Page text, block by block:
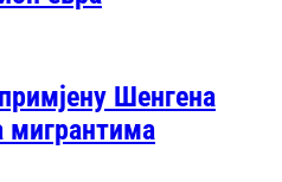
Шенгена
мигрантима